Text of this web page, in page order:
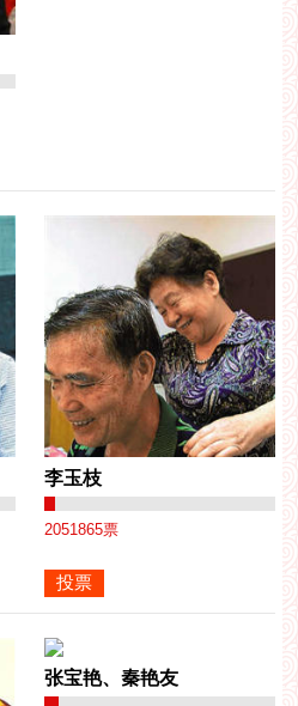
李玉枝
2051865票
张宝艳、秦艳友